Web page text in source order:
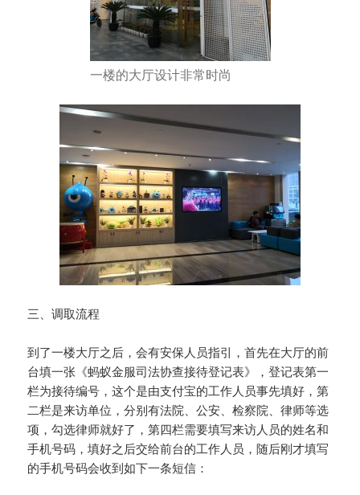
一楼的大厅设计非常时尚
三、调取流程
到了一楼大厅之后，会有安保人员指引，首先在大厅的前
台填一张《蚂蚁金服司法协查接待登记表》，登记表第一
栏为接待编号，这个是由支付宝的工作人员事先填好，第
二栏是来访单位，分别有法院、公安、检察院、律师等选
项，勾选律师就好了，第四栏需要填写来访人员的姓名和
手机号码，填好之后交给前台的工作人员，随后刚才填写
的手机号码会收到如下一条短信：